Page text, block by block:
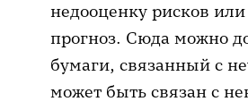
недооценку рисков
прогноз. Сюда можно
бумаги, связанный с
может быть связан с